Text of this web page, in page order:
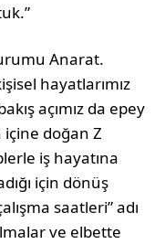
Anarat.
hayatlarımız
açımız da epey
doğan Z
iş hayatına
için dönüş
saatleri” adı
ve elbette